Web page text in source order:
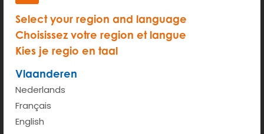
Select your region and language
Choisissez votre region et langue
Kies je regio en taal
Vlaanderen
Nederlands
Français
English
START
Uurprijs (van 6u - 00u)
Kilometerprijs < 100km